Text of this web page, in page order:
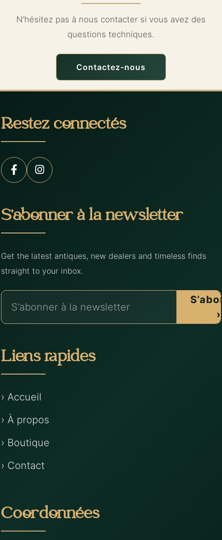
N’hésitez pas à nous contacter si vous avez des
questions techniques.
Contactez-nous
Restez connectés
S’abonner à la newsletter
Get the latest antiques, new dealers and timeless finds
straight to your inbox.
›
Liens rapides
› Accueil
› À propos
› Boutique
› Contact
Coordonnées